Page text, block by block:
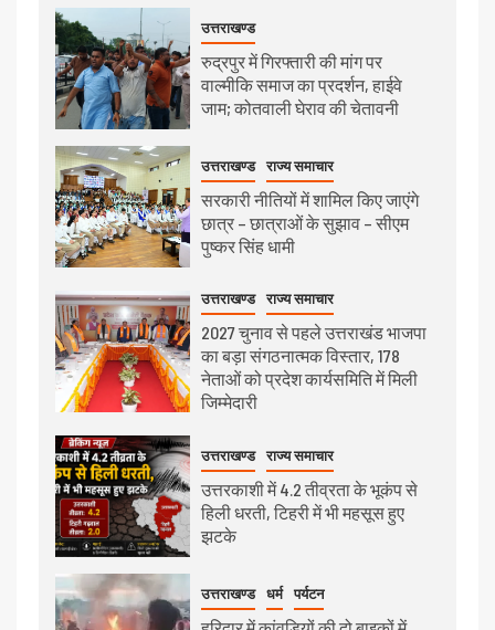
उत्तराखण्ड
रुद्रपुर में गिरफ्तारी की मांग पर
वाल्मीकि समाज का प्रदर्शन, हाईवे
जाम; कोतवाली घेराव की चेतावनी
उत्तराखण्ड राज्य समाचार
सरकारी नीतियों में शामिल किए जाएंगे
छात्र – छात्राओं के सुझाव – सीएम
पुष्कर सिंह धामी
उत्तराखण्ड राज्य समाचार
2027 चुनाव से पहले उत्तराखंड भाजपा
का बड़ा संगठनात्मक विस्तार, 178
नेताओं को प्रदेश कार्यसमिति में मिली
जिम्मेदारी
उत्तराखण्ड राज्य समाचार
उत्तरकाशी में 4.2 तीव्रता के भूकंप से
हिली धरती, टिहरी में भी महसूस हुए
झटके
उत्तराखण्ड धर्म पर्यटन